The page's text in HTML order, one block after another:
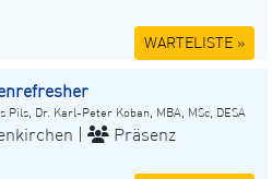
WARTELISTE »
Pils, Dr. Karl-Peter Koban, MBA, MSc, DESA
|
Präsenz